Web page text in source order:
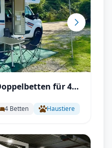
für 4
4 Betten Haustiere